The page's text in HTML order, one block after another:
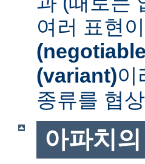
여러 표현
(variant)이
종류를 협
아파치